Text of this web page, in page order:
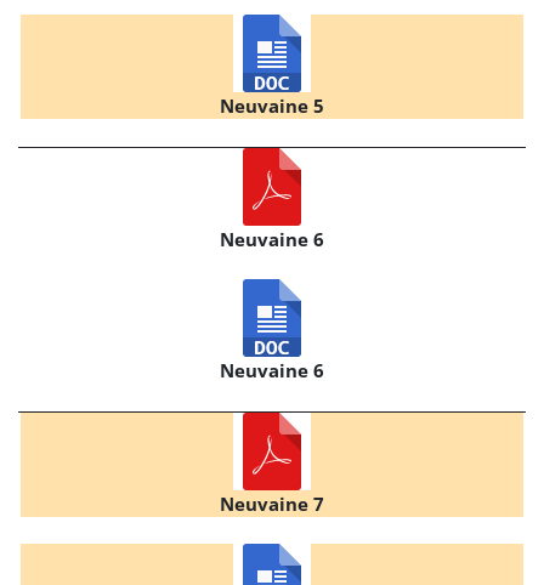
Neuvaine 5
Neuvaine 6
Neuvaine 6
Neuvaine 7